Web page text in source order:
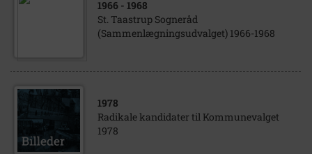
1966 - 1968
St. Taastrup Sogneråd
(Sammenlægningsudvalget) 1966-1968
1978
Radikale kandidater til Kommunevalget
1978